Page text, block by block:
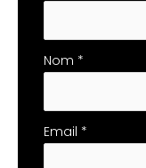
avec
téléphone
Nom *
Email *